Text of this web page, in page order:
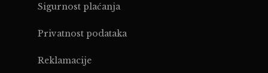
Sigurnost plaćanja
Privatnost podataka
Reklamacije